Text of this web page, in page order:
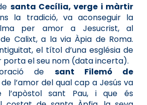
santa Cecília, verge i màrtir
la tradició, va aconseguir la
per amor a Jesucrist, al
Calixt, a la via Àpia de Roma.
el títol d’una església de
porta el seu nom (data incerta).
de sant Filemó de
de l’amor del qual cap a Jesús va
l’apòstol sant Pau, i que és